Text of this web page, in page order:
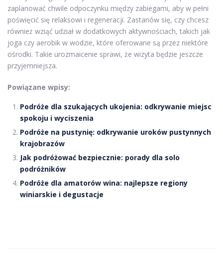
zaplanować chwile odpoczynku między zabiegami, aby w pełni
poświęcić się relaksowi i regeneracji. Zastanów się, czy chcesz
również wziąć udział w dodatkowych aktywnościach, takich jak
joga czy aerobik w wodzie, które oferowane są przez niektóre
ośrodki. Takie urozmaicenie sprawi, że wizyta będzie jeszcze
przyjemniejsza.
Powiązane wpisy:
Podróże dla szukających ukojenia: odkrywanie miejsc
spokoju i wyciszenia
Podróże na pustynię: odkrywanie uroków pustynnych
krajobrazów
Jak podróżować bezpiecznie: porady dla solo
podróżników
Podróże dla amatorów wina: najlepsze regiony
winiarskie i degustacje